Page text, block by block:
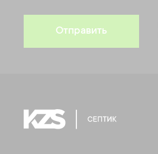
Отправить